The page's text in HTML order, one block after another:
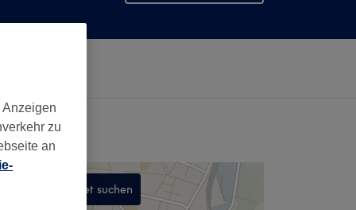
Karte anzeigen
In diesem Gebiet suchen
zu
an